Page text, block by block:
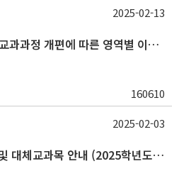
☆ 2025학년도 시행 교양 교과과정 개편에 따른 영역별 이수 안내
160610
2025-02-13
☆ 주제탐구세미나3 폐지 및 대체교과목 안내 (2025학년도 1학기부터)
2025-02-03